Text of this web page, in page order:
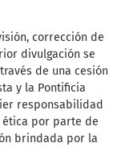
corrección de
divulgación se
de una cesión
y la Pontificia
responsabilidad
por parte de
brindada por la